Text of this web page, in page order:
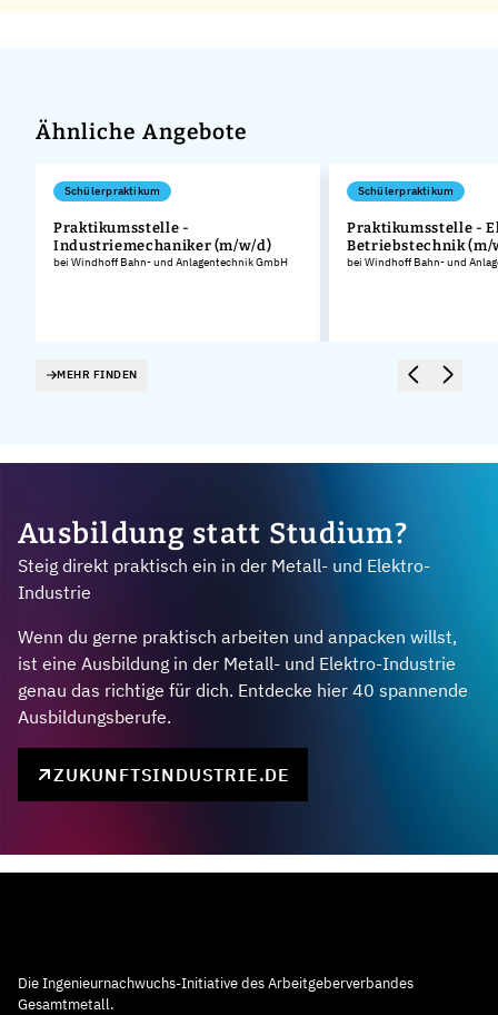
Ähnliche Angebote
Schülerpraktikum
Praktikumsstelle -
Industriemechaniker (m/w/d)
bei Windhoff Bahn- und Anlagentechnik GmbH
Schülerpraktikum
Praktikumsstelle -
Betriebstechnik (m/
bei Windhoff Bahn- und
MEHR FINDEN
Ausbildung statt Studium?
Steig direkt praktisch ein in der Metall- und Elektro-
Industrie
Wenn du gerne praktisch arbeiten und anpacken willst,
ist eine Ausbildung in der Metall- und Elektro-Industrie
genau das richtige für dich. Entdecke hier 40 spannende
Ausbildungsberufe.
ZUKUNFTSINDUSTRIE.DE
Die Ingenieurnachwuchs-Initiative des Arbeitgeberverbandes
Gesamtmetall.